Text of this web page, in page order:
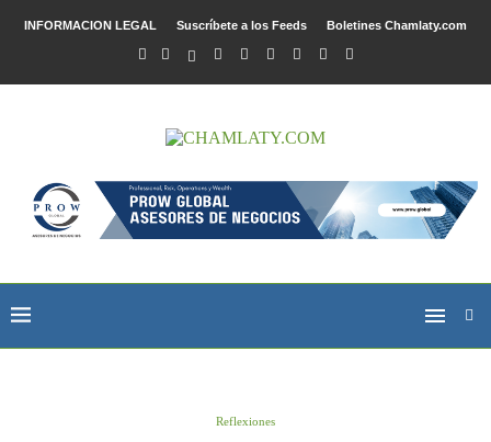
INFORMACION LEGAL Suscríbete a los Feeds Boletines Chamlaty.com
Reflexiones